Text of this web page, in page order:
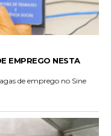
EMPREGO NESTA
de emprego no Sine